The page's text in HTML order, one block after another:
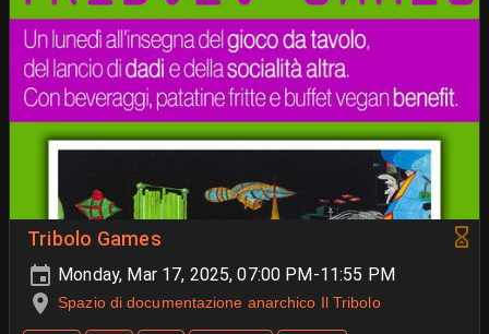
Tribolo Games
Monday, Mar 17, 2025, 07:00 PM-11:55 PM
Spazio di documentazione anarchico Il Tribolo